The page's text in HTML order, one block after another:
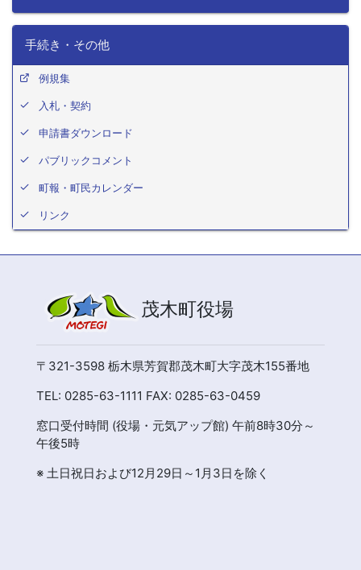
手続き・その他
例規集
入札・契約
申請書ダウンロード
パブリックコメント
町報・町民カレンダー
リンク
茂木町役場
〒321-3598 栃木県芳賀郡茂木町大字茂木155番地
TEL: 0285-63-1111 FAX: 0285-63-0459
窓口受付時間 (役場・元気アップ館) 午前8時30分～
午後5時
※ 土日祝日および12月29日～1月3日を除く